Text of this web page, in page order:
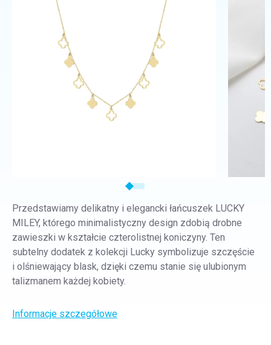
Przedstawiamy delikatny i elegancki łańcuszek LUCKY
MILEY, którego minimalistyczny design zdobią drobne
zawieszki w kształcie czterolistnej koniczyny. Ten
subtelny dodatek z kolekcji Lucky symbolizuje szczęście
i olśniewający blask, dzięki czemu stanie się ulubionym
talizmanem każdej kobiety.
Informacje szczegółowe